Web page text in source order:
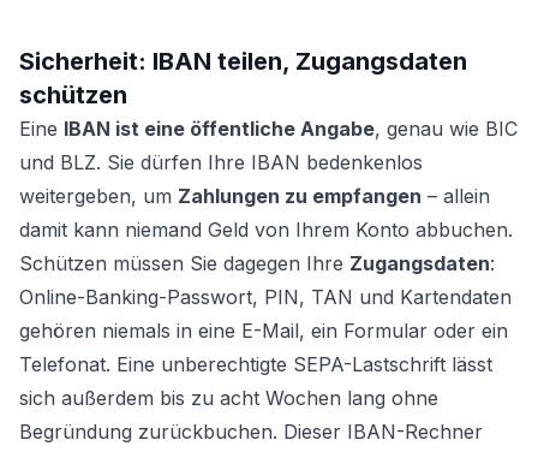
Sicherheit: IBAN teilen, Zugangsdaten
schützen
Eine IBAN ist eine öffentliche Angabe, genau wie BIC
und BLZ. Sie dürfen Ihre IBAN bedenkenlos
weitergeben, um Zahlungen zu empfangen – allein
damit kann niemand Geld von Ihrem Konto abbuchen.
Schützen müssen Sie dagegen Ihre Zugangsdaten:
Online-Banking-Passwort, PIN, TAN und Kartendaten
gehören niemals in eine E-Mail, ein Formular oder ein
Telefonat. Eine unberechtigte SEPA-Lastschrift lässt
sich außerdem bis zu acht Wochen lang ohne
Begründung zurückbuchen. Dieser IBAN-Rechner